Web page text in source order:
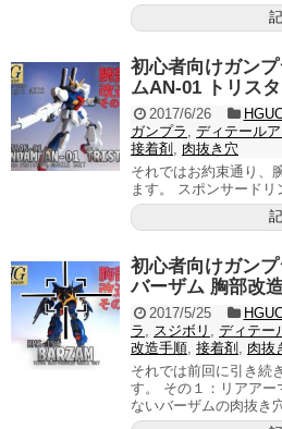
初心者向けガン
ムAN-01 トリス
2017/6/26
ガンプラ , ディテール
接着剤 , 肉抜き穴
それではお約束通り、
ます。 スポンサード
初心者向けガン
バーザム 胸部改
2017/5/25
ラ , スジボリ , ディテー
改造手順, 接着剤 , 肉抜
それでは前回に引き続
す。 その１：リアア
ないバーザムの肉抜き